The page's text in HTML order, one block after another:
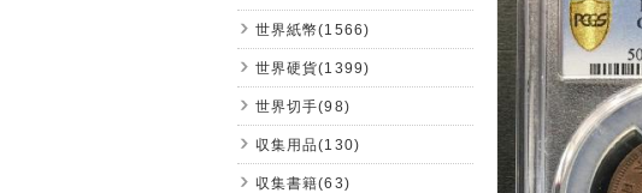
世界紙幣(1566)
世界硬貨(1399)
世界切手(98)
収集用品(130)
収集書籍(63)